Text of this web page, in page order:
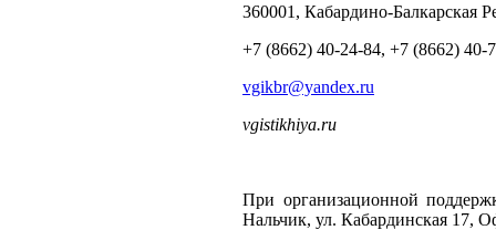
360001, Кабардино-Балкарская
+7 (8662) 40-24-84, +7 (8662) 40-
vgikbr@yandex.ru
vgistikhiya.ru
При организационной
Нальчик, ул. Кабардинская 17,